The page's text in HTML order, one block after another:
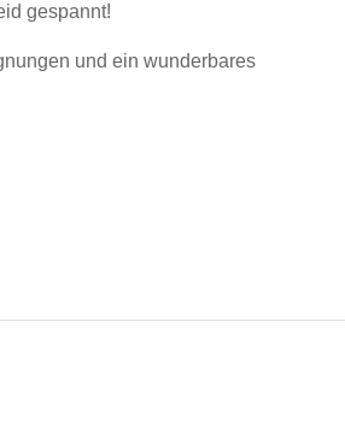
gespannt!
und ein wunderbares